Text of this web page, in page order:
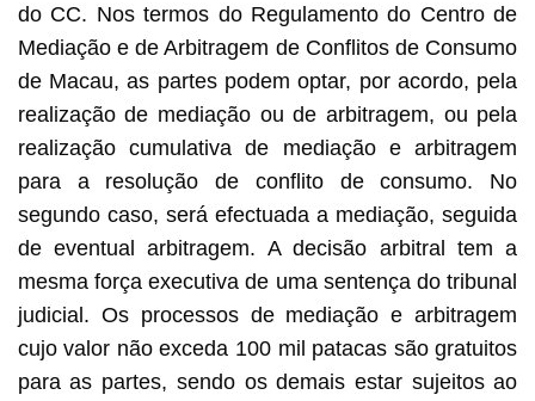
do CC. Nos termos do Regulamento do Centro de
Mediação e de Arbitragem de Conflitos de Consumo
de Macau, as partes podem optar, por acordo, pela
realização de mediação ou de arbitragem, ou pela
realização cumulativa de mediação e arbitragem
para a resolução de conflito de consumo. No
segundo caso, será efectuada a mediação, seguida
de eventual arbitragem. A decisão arbitral tem a
mesma força executiva de uma sentença do tribunal
judicial. Os processos de mediação e arbitragem
cujo valor não exceda 100 mil patacas são gratuitos
para as partes, sendo os demais estar sujeitos ao